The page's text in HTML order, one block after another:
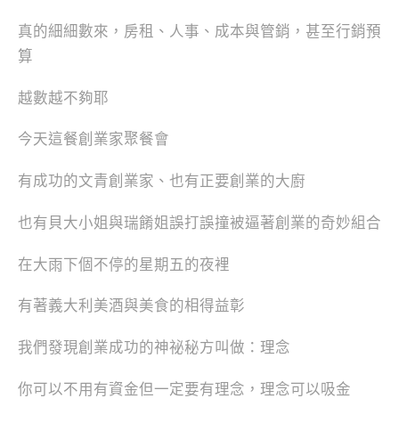
真的細細數來，房租、人事、成本與管銷，甚至行銷預
算
越數越不夠耶
今天這餐創業家聚餐會
有成功的文青創業家、也有正要創業的大廚
也有貝大小姐與瑞餚姐誤打誤撞被逼著創業的奇妙組合
在大雨下個不停的星期五的夜裡
有著義大利美酒與美食的相得益彰
我們發現創業成功的神祕秘方叫做：理念
你可以不用有資金但一定要有理念，理念可以吸金